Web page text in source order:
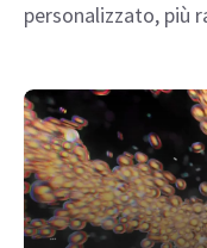
personalizzato, più